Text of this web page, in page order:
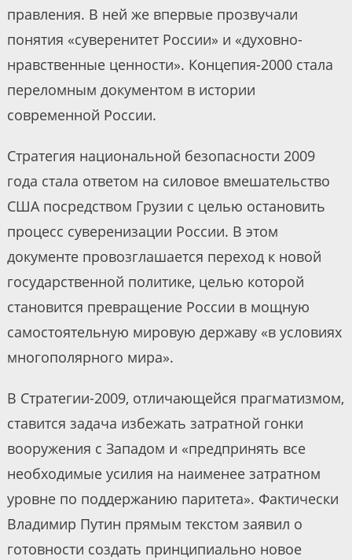
правления. В ней же впервые прозвучали
понятия «суверенитет России» и «духовно-
нравственные ценности». Концепия-2000 стала
переломным документом в истории
современной России.
Стратегия национальной безопасности 2009
года стала ответом на силовое вмешательство
США посредством Грузии с целью остановить
процесс суверенизации России. В этом
документе провозглашается переход к новой
государственной политике, целью которой
становится превращение России в мощную
самостоятельную мировую державу «в условиях
многополярного мира».
В Стратегии-2009, отличающейся прагматизмом,
ставится задача избежать затратной гонки
вооружения с Западом и «предпринять все
необходимые усилия на наименее затратном
уровне по поддержанию паритета». Фактически
Владимир Путин прямым текстом заявил о
готовности создать принципиально новое